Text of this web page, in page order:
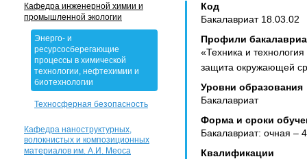
Кафедра инженерной химии и
промышленной экологии
Энерго- и
ресурсосберегающие
процессы в химической
технологии, нефтехимии и
биотехнологии
Техносферная безопасность
Кафедра наноструктурных,
волокнистых и композиционных
материалов им. А.И. Меоса
Код
Бакалавриат 18.03.02
Профили
«Техника и
защита окружающей
Уровни образования
Бакалавриат
Форма и сроки
Бакалавриат: очная –
Квалификации